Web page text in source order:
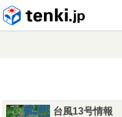
台風13号情報